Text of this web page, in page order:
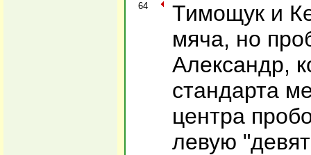
64
Тимощук и
мяча, но
Александр,
стандарта
центра
левую